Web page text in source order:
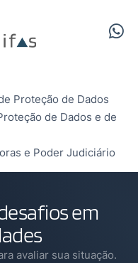
Proteção de Dados
de Dados e de
e Poder Judiciário
em
avaliar sua situação.